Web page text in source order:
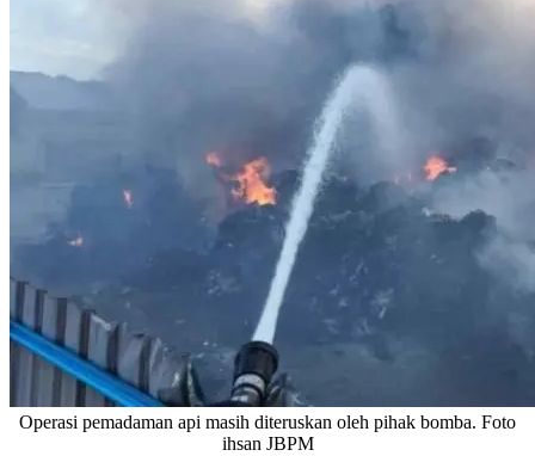
Operasi pemadaman api masih diteruskan oleh pihak bomba. Foto
ihsan JBPM